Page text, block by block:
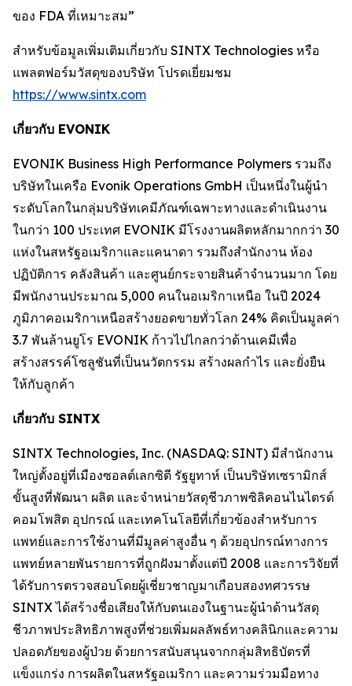
ของ FDA ที่เหมาะสม”
สำหรับข้อมูลเพิ่มเติมเกี่ยวกับ SINTX Technologies หรือ
แพลตฟอร์มวัสดุของบริษัท โปรดเยี่ยมชม
https://www.sintx.com
เกี่ยวกับ EVONIK
EVONIK Business High Performance Polymers รวมถึง
บริษัทในเครือ Evonik Operations GmbH เป็นหนึ่งในผู้นำ
ระดับโลกในกลุ่มบริษัทเคมีภัณฑ์เฉพาะทางและดำเนินงาน
ในกว่า 100 ประเทศ EVONIK มีโรงงานผลิตหลักมากกว่า 30
แห่งในสหรัฐอเมริกาและแคนาดา รวมถึงสำนักงาน ห้อง
ปฏิบัติการ คลังสินค้า และศูนย์กระจายสินค้าจำนวนมาก โดย
มีพนักงานประมาณ 5,000 คนในอเมริกาเหนือ ในปี 2024
ภูมิภาคอเมริกาเหนือสร้างยอดขายทั่วโลก 24% คิดเป็นมูลค่า
3.7 พันล้านยูโร EVONIK ก้าวไปไกลกว่าด้านเคมีเพื่อ
สร้างสรรค์โซลูชันที่เป็นนวัตกรรม สร้างผลกำไร และยั่งยืน
ให้กับลูกค้า
เกี่ยวกับ SINTX
SINTX Technologies, Inc. (NASDAQ: SINT) มีสำนักงาน
ใหญ่ตั้งอยู่ที่เมืองซอลต์เลกซิตี รัฐยูทาห์ เป็นบริษัทเซรามิกส์
ขั้นสูงที่พัฒนา ผลิต และจำหน่ายวัสดุชีวภาพซิลิคอนไนไตรด์
คอมโพสิต อุปกรณ์ และเทคโนโลยีที่เกี่ยวข้องสำหรับการ
แพทย์และการใช้งานที่มีมูลค่าสูงอื่น ๆ ด้วยอุปกรณ์ทางการ
แพทย์หลายพันรายการที่ถูกฝังมาตั้งแต่ปี 2008 และการวิจัยที่
ได้รับการตรวจสอบโดยผู้เชี่ยวชาญมาเกือบสองทศวรรษ
SINTX ได้สร้างชื่อเสียงให้กับตนเองในฐานะผู้นำด้านวัสดุ
ชีวภาพประสิทธิภาพสูงที่ช่วยเพิ่มผลลัพธ์ทางคลินิกและความ
ปลอดภัยของผู้ป่วย ด้วยการสนับสนุนจากกลุ่มสิทธิบัตรที่
แข็งแกร่ง การผลิตในสหรัฐอเมริกา และความร่วมมือทาง